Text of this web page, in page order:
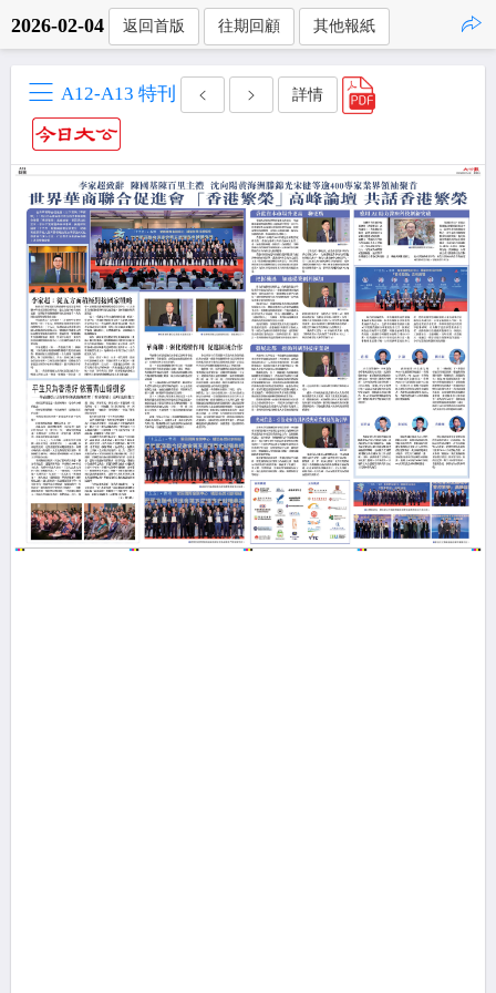
2026-02-04 返回首版 往期回顧 其他報紙
A12-A13 特刊 詳情
點擊複製